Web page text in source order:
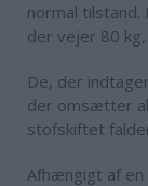
normal tilstand.
der vejer 80
De, der
der omsætter
stofskiftet
Afhængigt af